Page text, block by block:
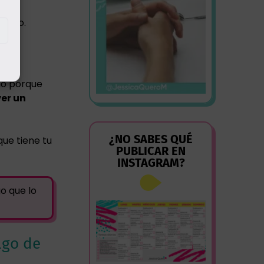
porque
un
tiene tu
que lo
de
¿NO SABES QUÉ
PUBLICAR EN
INSTAGRAM?